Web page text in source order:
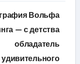
Вольфа
— с детства
обладатель
удивительного